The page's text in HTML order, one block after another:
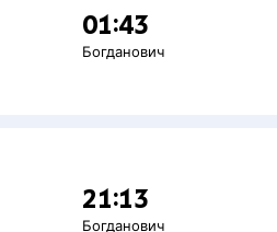
01:43
Богданович
21:13
Богданович